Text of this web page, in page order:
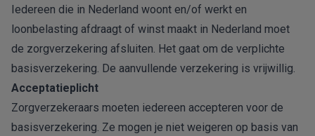
Iedereen die in Nederland woont en/of werkt en
loonbelasting afdraagt of winst maakt in Nederland moet
de zorgverzekering afsluiten. Het gaat om de verplichte
basisverzekering. De aanvullende verzekering is vrijwillig.
Acceptatieplicht
Zorgverzekeraars moeten iedereen accepteren voor de
basisverzekering. Ze mogen je niet weigeren op basis van